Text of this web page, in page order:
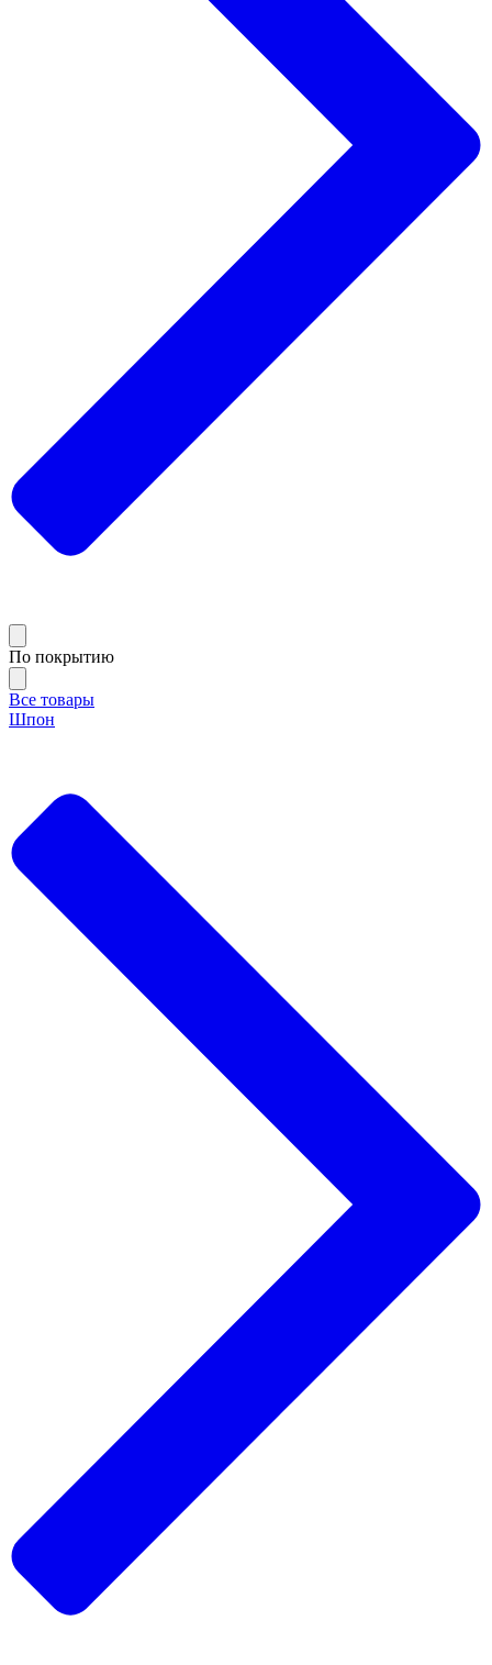
По покрытию
Все товары
Шпон